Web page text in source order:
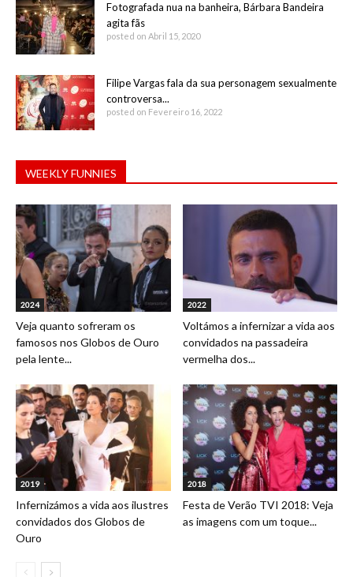
Fotografada nua na banheira, Bárbara Bandeira
agita fãs
posted on Abril 15, 2020
Filipe Vargas fala da sua personagem sexualmente
controversa...
posted on Fevereiro 16, 2022
WEEKLY FUNNIES
2024
Veja quanto sofreram os
famosos nos Globos de Ouro
pela lente...
2022
Voltámos a infernizar a vida aos
convidados na passadeira
vermelha dos...
2019
Infernizámos a vida aos ilustres
convidados dos Globos de
Ouro
2018
Festa de Verão TVI 2018: Veja
as imagens com um toque...